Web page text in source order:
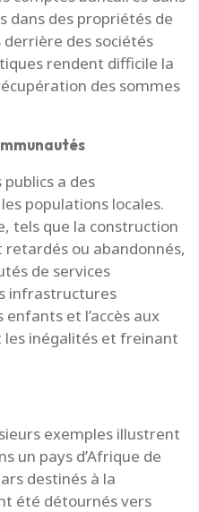
dans des propriétés de
derrière des sociétés
rendent difficile la
des sommes
a des
populations locales.
tels que la construction
retardés ou abandonnés,
de services
infrastructures
et l’accès aux
les inégalités et freinant
exemples illustrent
un pays d’Afrique de
destinés à la
été détournés vers